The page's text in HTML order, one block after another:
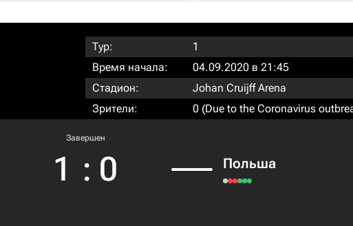
Тур:
1
Время начала:
04.09.2020 в 21:45
Стадион:
Johan Cruijff Arena
Зрители:
0 (Due to the Coronavirus
Завершен
1 : 0 Польша